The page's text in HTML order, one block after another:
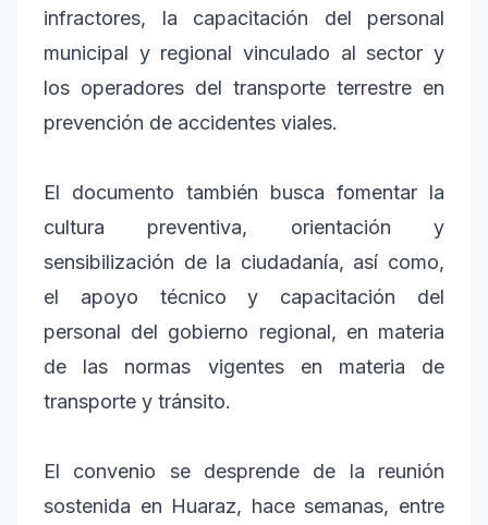
infractores, la capacitación del personal
municipal y regional vinculado al sector y
los operadores del transporte terrestre en
prevención de accidentes viales.
El documento también busca fomentar la
cultura preventiva, orientación y
sensibilización de la ciudadanía, así como,
el apoyo técnico y capacitación del
personal del gobierno regional, en materia
de las normas vigentes en materia de
transporte y tránsito.
El convenio se desprende de la reunión
sostenida en Huaraz, hace semanas, entre